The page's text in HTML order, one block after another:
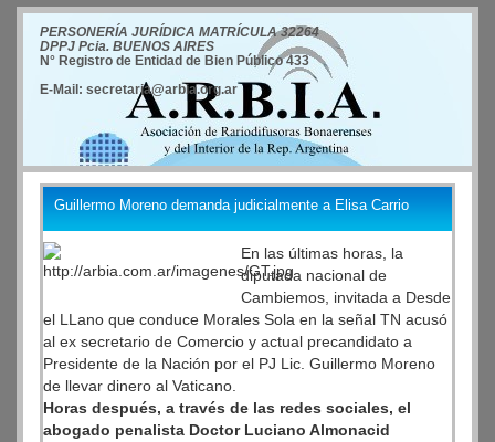
PERSONERÍA JURÍDICA MATRÍCULA 32264
DPPJ Pcia. BUENOS AIRES
N° Registro de Entidad de Bien Público 433
E-Mail: secretaria@arbia.org.ar
Guillermo Moreno demanda judicialmente a Elisa Carrio
En las últimas horas, la
diputada nacional de
Cambiemos, invitada a Desde
el LLano que conduce Morales Sola en la señal TN acusó
al ex secretario de Comercio y actual precandidato a
Presidente de la Nación por el PJ Lic. Guillermo Moreno
de llevar dinero al Vaticano.
Horas después, a través de las redes sociales, el
abogado penalista Doctor Luciano Almonacid